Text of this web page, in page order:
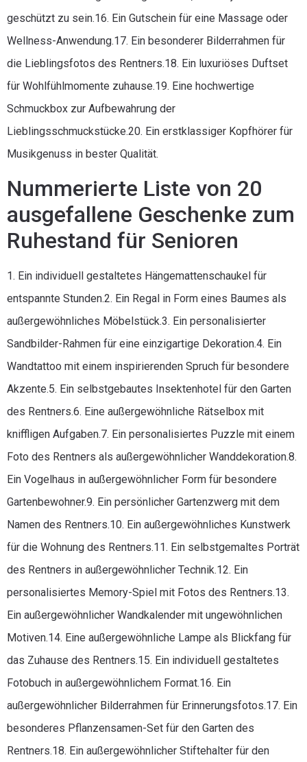
geschützt zu sein.16. Ein Gutschein für eine Massage oder
Wellness-Anwendung.17. Ein besonderer Bilderrahmen für
die Lieblingsfotos des Rentners.18. Ein luxuriöses Duftset
für Wohlfühlmomente zuhause.19. Eine hochwertige
Schmuckbox zur Aufbewahrung der
Lieblingsschmuckstücke.20. Ein erstklassiger Kopfhörer für
Musikgenuss in bester Qualität.
Nummerierte Liste von 20
ausgefallene Geschenke zum
Ruhestand für Senioren
1. Ein individuell gestaltetes Hängemattenschaukel für
entspannte Stunden.2. Ein Regal in Form eines Baumes als
außergewöhnliches Möbelstück.3. Ein personalisierter
Sandbilder-Rahmen für eine einzigartige Dekoration.4. Ein
Wandtattoo mit einem inspirierenden Spruch für besondere
Akzente.5. Ein selbstgebautes Insektenhotel für den Garten
des Rentners.6. Eine außergewöhnliche Rätselbox mit
kniffligen Aufgaben.7. Ein personalisiertes Puzzle mit einem
Foto des Rentners als außergewöhnlicher Wanddekoration.8.
Ein Vogelhaus in außergewöhnlicher Form für besondere
Gartenbewohner.9. Ein persönlicher Gartenzwerg mit dem
Namen des Rentners.10. Ein außergewöhnliches Kunstwerk
für die Wohnung des Rentners.11. Ein selbstgemaltes Porträt
des Rentners in außergewöhnlicher Technik.12. Ein
personalisiertes Memory-Spiel mit Fotos des Rentners.13.
Ein außergewöhnlicher Wandkalender mit ungewöhnlichen
Motiven.14. Eine außergewöhnliche Lampe als Blickfang für
das Zuhause des Rentners.15. Ein individuell gestaltetes
Fotobuch in außergewöhnlichem Format.16. Ein
außergewöhnlicher Bilderrahmen für Erinnerungsfotos.17. Ein
besonderes Pflanzensamen-Set für den Garten des
Rentners.18. Ein außergewöhnlicher Stiftehalter für den